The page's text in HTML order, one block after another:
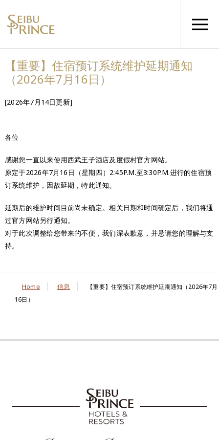
【重要】住宿预订系统维护延期通知
（2026年7月16日）
[2026年7月14日更新]
各位
感谢您一直以来使用西武王子酒店及度假村官方网站。
原定于2026年7月16日（星期四）2:45P.M.至3:30P.M.进行的住宿预
订系统维护，因故延期，特此通知。
延期后的维护时间目前尚未确定。相关日期和时间确定后，我们将通
过官方网站另行通知。
对于此次调整给您带来的不便，我们深表歉意，并恳请您的理解与支
持。
Home 信息
【重要】住宿预订系统维护延期通知（2026年7月
16日）